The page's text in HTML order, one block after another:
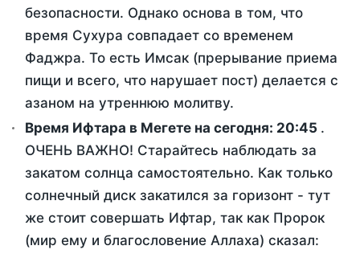
безопасности. Однако основа в том, что
время Сухура совпадает со временем
Фаджра. То есть Имсак (прерывание приема
пищи и всего, что нарушает пост) делается с
азаном на утреннюю молитву.
Время Ифтара в Мегете на сегодня: 20:45 .
ОЧЕНЬ ВАЖНО! Старайтесь наблюдать за
закатом солнца самостоятельно. Как только
солнечный диск закатился за горизонт - тут
же стоит совершать Ифтар, так как Пророк
(мир ему и благословение Аллаха) сказал: